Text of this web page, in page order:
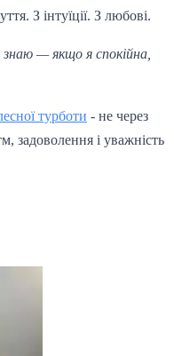
З інтуїції. З любові.
— якщо я спокійна,
турботи - не через
задоволення і уважність